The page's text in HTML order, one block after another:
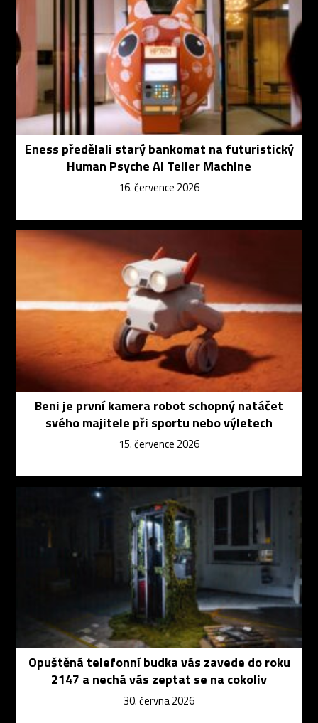
Eness předělali starý bankomat na futuristický
Human Psyche AI Teller Machine
16. července 2026
Beni je první kamera robot schopný natáčet
svého majitele při sportu nebo výletech
15. července 2026
Opuštěná telefonní budka vás zavede do roku
2147 a nechá vás zeptat se na cokoliv
30. června 2026